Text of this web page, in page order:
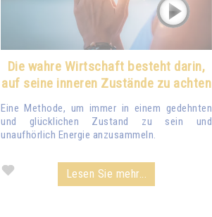
Die wahre Wirtschaft besteht darin,
auf seine inneren Zustände zu achten
Eine Methode, um immer in einem gedehnten
und glücklichen Zustand zu sein und
unaufhörlich Energie anzusammeln.
Lesen Sie mehr...